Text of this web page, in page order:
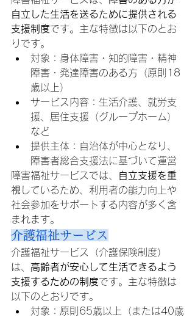
自立した生活を送るために提供される
支援制度です。主な特徴は以下のとお
りです。
対象：身体障害・知的障害・精神
障害・発達障害のある方（原則18
歳以上）
サービス内容：生活介護、就労支
援、居住支援（グループホーム）
など
提供主体：自治体が中心となり、
障害者総合支援法に基づいて運営
障害福祉サービスでは、
自立支援を重
視 しているため、利用者の能力向上や
社会参加をサポートする内容が多く含
まれます。
介護福祉サービス
介護福祉サービス（介護保険制度）
は、 高齢者が安心して生活できるよう
支援するための制度です。主な特徴は
以下のとおりです。
対象：原則65歳以上（または40歳